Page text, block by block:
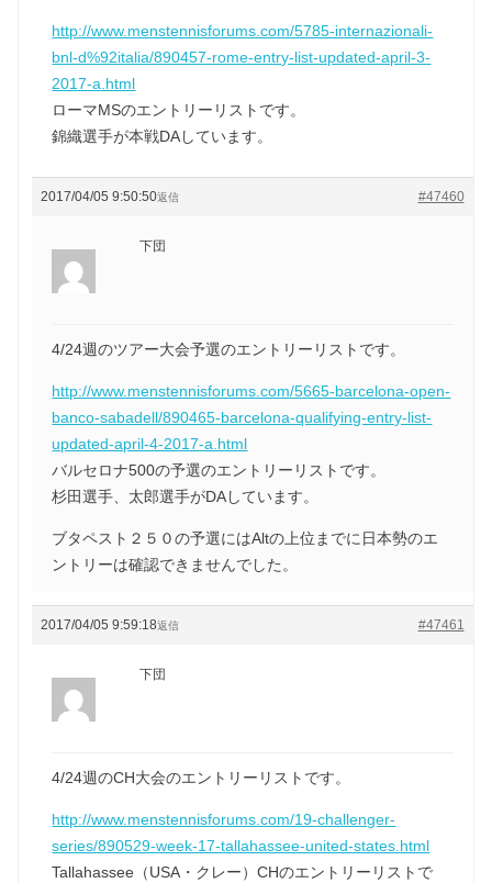
http://www.menstennisforums.com/5785-internazionali-
bnl-d%92italia/890457-rome-entry-list-updated-april-3-
2017-a.html
ローマMSのエントリーリストです。
錦織選手が本戦DAしています。
2017/04/05 9:50:50 #47460
返信
下団
4/24週のツアー大会予選のエントリーリストです。
http://www.menstennisforums.com/5665-barcelona-open-
banco-sabadell/890465-barcelona-qualifying-entry-list-
updated-april-4-2017-a.html
バルセロナ500の予選のエントリーリストです。
杉田選手、太郎選手がDAしています。
ブタペスト２５０の予選にはAltの上位までに日本勢のエ
ントリーは確認できませんでした。
2017/04/05 9:59:18 #47461
返信
下団
4/24週のCH大会のエントリーリストです。
http://www.menstennisforums.com/19-challenger-
series/890529-week-17-tallahassee-united-states.html
Tallahassee（USA・クレー）CHのエントリーリストで